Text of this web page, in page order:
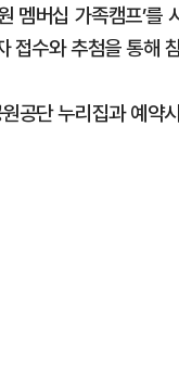
멤버십 가족캠프’
접수와 추첨을 통해
공단 누리집과 예약